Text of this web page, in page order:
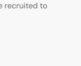
recruited to